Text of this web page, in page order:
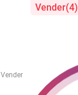
Vender(4)
Vender